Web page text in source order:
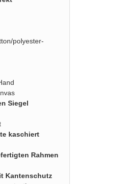
polyester-
Siegel
kaschiert
Rahmen
Kantenschutz